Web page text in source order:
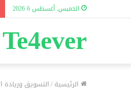
الخميس, أغسطس 6 2026
Te4ever
الرئيسية/التسويق وريادة